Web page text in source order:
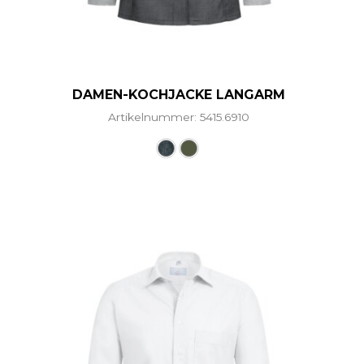
DAMEN-KOCHJACKE LANGARM
Artikelnummer: 5415.6910